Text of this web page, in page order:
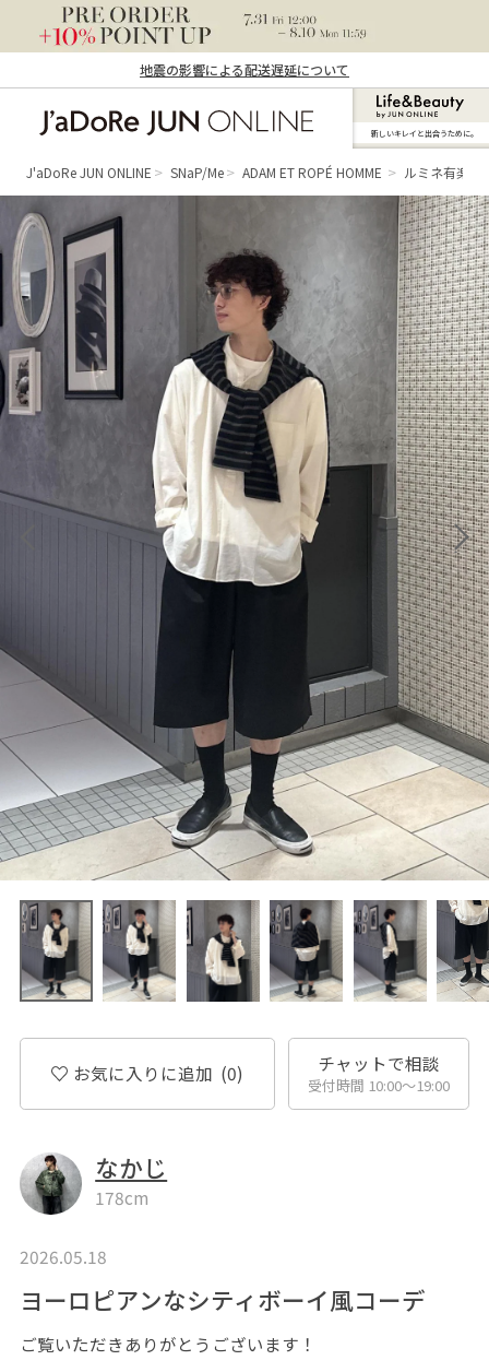
地震の影響による配送遅延について
ン オンライン）
新しいキレイと出合うために。
J'aDoRe JUN ONLINE SNaP/Me ADAM ET ROPÉ HOMME ルミネ有楽町
お気に入りに追加 (0) チャットで相談
受付時間 10:00〜19:00
なかじ
178cm
2026.05.18
ヨーロピアンなシティボーイ風コーデ
ご覧いただきありがとうございます！